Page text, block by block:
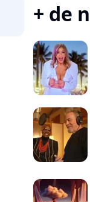
+ de